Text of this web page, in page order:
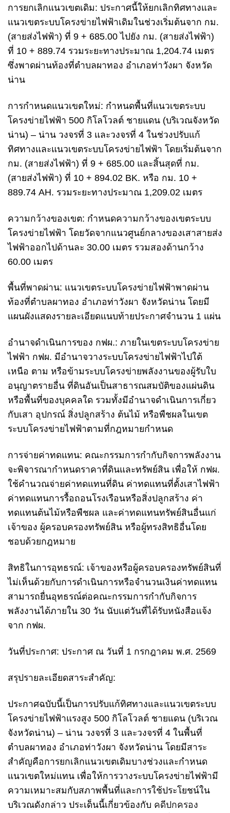
การยกเลิกแนวเขตเดิม: ประกาศนี้ให้ยกเลิกทิศทางและ
แนวเขตระบบโครงข่ายไฟฟ้าเดิมในช่วงเริ่มต้นจาก กม.
(สายส่งไฟฟ้า) ที่ 9 + 685.00 ไปยัง กม. (สายส่งไฟฟ้า)
ที่ 10 + 889.74 รวมระยะทางประมาณ 1,204.74 เมตร
ซึ่งพาดผ่านท้องที่ตำบลผาทอง อำเภอท่าวังผา จังหวัด
น่าน
การกำหนดแนวเขตใหม่: กำหนดพื้นที่แนวเขตระบบ
โครงข่ายไฟฟ้า 500 กิโลโวลต์ ชายแดน (บริเวณจังหวัด
น่าน) – น่าน วงจรที่ 3 และวงจรที่ 4 ในช่วงปรับแก้
ทิศทางและแนวเขตระบบโครงข่ายไฟฟ้า โดยเริ่มต้นจาก
กม. (สายส่งไฟฟ้า) ที่ 9 + 685.00 และสิ้นสุดที่ กม.
(สายส่งไฟฟ้า) ที่ 10 + 894.02 BK. หรือ กม. 10 +
889.74 AH. รวมระยะทางประมาณ 1,209.02 เมตร
ความกว้างของเขต: กำหนดความกว้างของเขตระบบ
โครงข่ายไฟฟ้า โดยวัดจากแนวศูนย์กลางของเสาสายส่ง
ไฟฟ้าออกไปด้านละ 30.00 เมตร รวมสองด้านกว้าง
60.00 เมตร
พื้นที่พาดผ่าน: แนวเขตระบบโครงข่ายไฟฟ้าพาดผ่าน
ท้องที่ตำบลผาทอง อำเภอท่าวังผา จังหวัดน่าน โดยมี
แผนผังแสดงรายละเอียดแนบท้ายประกาศจำนวน 1 แผ่น
อำนาจดำเนินการของ กฟผ.: ภายในเขตระบบโครงข่าย
ไฟฟ้า กฟผ. มีอำนาจวางระบบโครงข่ายไฟฟ้าไปใต้
เหนือ ตาม หรือข้ามระบบโครงข่ายพลังงานของผู้รับใบ
อนุญาตรายอื่น ที่ดินอันเป็นสาธารณสมบัติของแผ่นดิน
หรือพื้นที่ของบุคคลใด รวมทั้งมีอำนาจดำเนินการเกี่ยว
กับเสา อุปกรณ์ สิ่งปลูกสร้าง ต้นไม้ หรือพืชผลในเขต
ระบบโครงข่ายไฟฟ้าตามที่กฎหมายกำหนด
การจ่ายค่าทดแทน: คณะกรรมการกำกับกิจการพลังงาน
จะพิจารณากำหนดราคาที่ดินและทรัพย์สิน เพื่อให้ กฟผ.
ใช้คำนวณจ่ายค่าทดแทนที่ดิน ค่าทดแทนที่ตั้งเสาไฟฟ้า
ค่าทดแทนการรื้อถอนโรงเรือนหรือสิ่งปลูกสร้าง ค่า
ทดแทนต้นไม้หรือพืชผล และค่าทดแทนทรัพย์สินอื่นแก่
เจ้าของ ผู้ครอบครองทรัพย์สิน หรือผู้ทรงสิทธิอื่นโดย
ชอบด้วยกฎหมาย
สิทธิในการอุทธรณ์: เจ้าของหรือผู้ครอบครองทรัพย์สินที่
ไม่เห็นด้วยกับการดำเนินการหรือจำนวนเงินค่าทดแทน
สามารถยื่นอุทธรณ์ต่อคณะกรรมการกำกับกิจการ
พลังงานได้ภายใน 30 วัน นับแต่วันที่ได้รับหนังสือแจ้ง
จาก กฟผ.
วันที่ประกาศ: ประกาศ ณ วันที่ 1 กรกฎาคม พ.ศ. 2569
สรุปรายละเอียดสาระสำคัญ:
ประกาศฉบับนี้เป็นการปรับแก้ทิศทางและแนวเขตระบบ
โครงข่ายไฟฟ้าแรงสูง 500 กิโลโวลต์ ชายแดน (บริเวณ
จังหวัดน่าน) – น่าน วงจรที่ 3 และวงจรที่ 4 ในพื้นที่
ตำบลผาทอง อำเภอท่าวังผา จังหวัดน่าน โดยมีสาระ
สำคัญคือการยกเลิกแนวเขตเดิมบางช่วงและกำหนด
แนวเขตใหม่แทน เพื่อให้การวางระบบโครงข่ายไฟฟ้ามี
ความเหมาะสมกับสภาพพื้นที่และการใช้ประโยชน์ใน
บริเวณดังกล่าว ประเด็นนี้เกี่ยวข้องกับ คดีปกครอง